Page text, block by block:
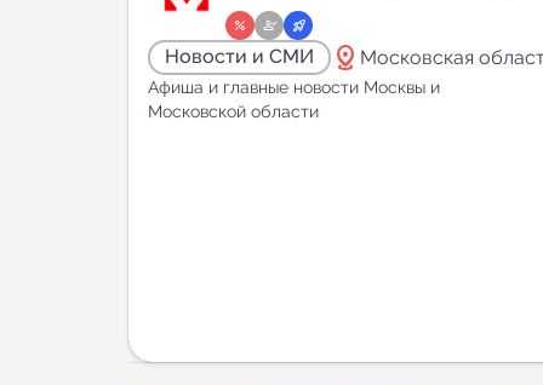
Горящие
Новости и СМИ distance Московская
Афиша и главные новости Москвы и
Московской области